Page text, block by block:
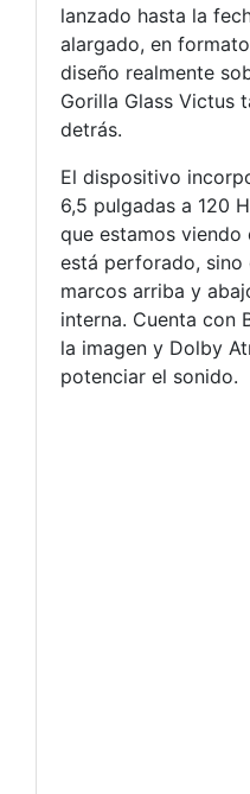
lanzado hasta la
alargado, en
diseño realmente
Gorilla Glass Victus
detrás.
El dispositivo
6,5 pulgadas a 120
que estamos
está perforado, sino
marcos arriba y
interna. Cuenta con
la imagen y Dolby
potenciar el sonido.